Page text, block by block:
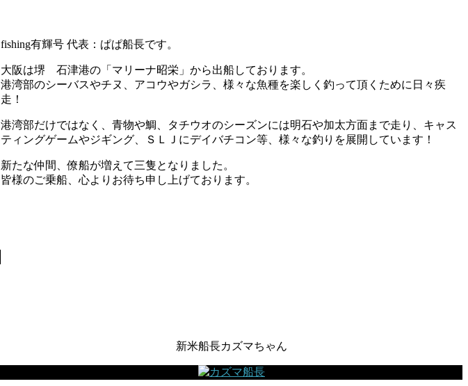
fishing有輝号 代表：ぱぱ船長です。
大阪は堺 石津港の「マリーナ昭栄」から出船しております。
港湾部のシーバスやチヌ、アコウやガシラ、様々な魚種を楽しく釣って頂くために日々疾
走！
港湾部だけではなく、青物や鯛、タチウオのシーズンには明石や加太方面まで走り、キャス
ティングゲームやジギング、ＳＬＪにデイバチコン等、様々な釣りを展開しています！
新たな仲間、僚船が増えて三隻となりました。
皆様のご乗船、心よりお待ち申し上げております。
新米船長カズマちゃん